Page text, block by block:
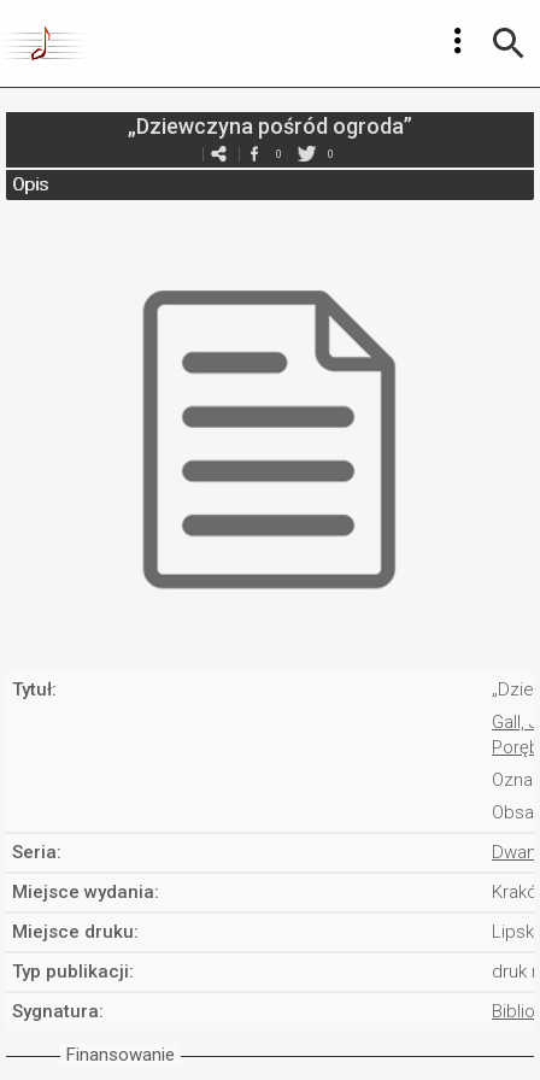
„Dziewczyna pośród ogroda”
0 0
Opis
Tytuł:
Gall,
Seria:
Miejsce wydania:
Miejsce druku:
Typ publikacji:
druk
Sygnatura:
Finansowanie